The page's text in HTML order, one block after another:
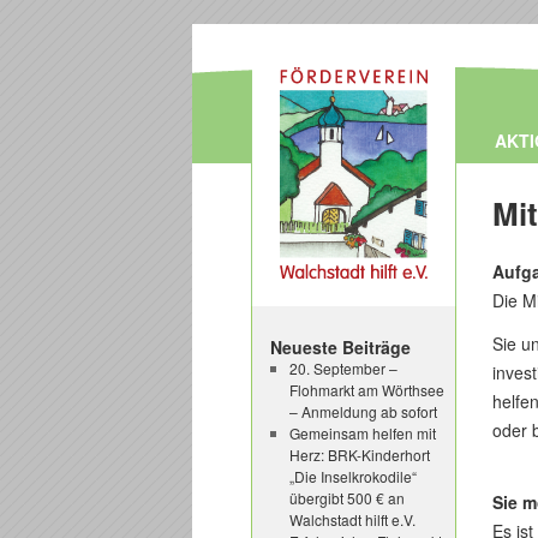
Die
Sie
oder
Sie
Es
Neueste Beiträge
20. September –
Flohmarkt am Wörthsee
– Anmeldung ab sofort
Gemeinsam helfen mit
Herz: BRK-Kinderhort
„Die Inselkrokodile“
übergibt 500 € an
Walchstadt hilft e.V.